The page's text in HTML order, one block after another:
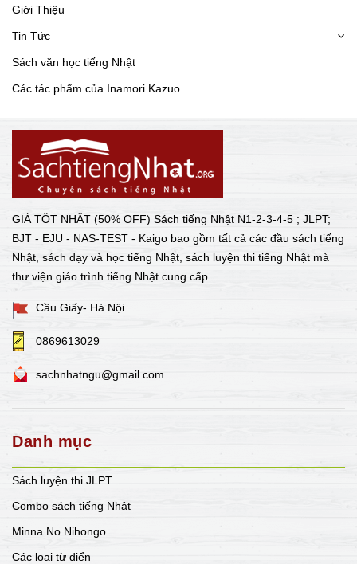
Giới Thiệu
Tin Tức
Sách văn học tiếng Nhật
Các tác phẩm của Inamori Kazuo
GIÁ TỐT NHẤT (50% OFF) Sách tiếng Nhật N1-2-3-4-5 ; JLPT;
BJT - EJU - NAS-TEST - Kaigo bao gồm tất cả các đầu sách tiếng
Nhật, sách dạy và học tiếng Nhật, sách luyện thi tiếng Nhật mà
thư viện giáo trình tiếng Nhật cung cấp.
Cầu Giấy- Hà Nội
0869613029
sachnhatngu@gmail.com
Danh mục
Sách luyện thi JLPT
Combo sách tiếng Nhật
Minna No Nihongo
Các loại từ điển